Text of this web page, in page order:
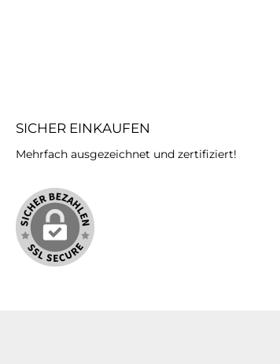
SICHER EINKAUFEN
Mehrfach ausgezeichnet und zertifiziert!